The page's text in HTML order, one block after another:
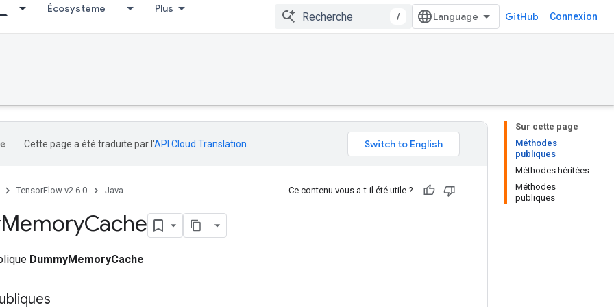
Écosystème Plus
/ GitHub Connexion
Sur cette page
Méthodes
publiques
Méthodes héritées
Méthodes
publiques
Cette page a été traduite par l'API Cloud Translation
TensorFlow v2.6.0 Java Ce contenu vous a-t-il été utile ?
MemoryCache
DummyMemoryCache